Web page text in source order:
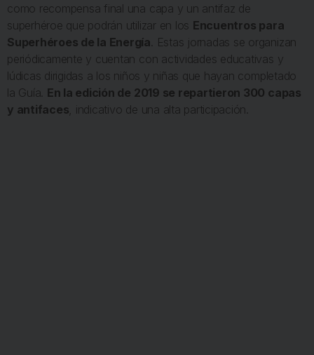
como recompensa final una capa y un antifaz de
superhéroe que podrán utilizar en los Encuentros para
Superhéroes de la Energía. Estas jornadas se organizan
periódicamente y cuentan con actividades educativas y
lúdicas dirigidas a los niños y niñas que hayan completado
la Guía. En la edición de 2019 se repartieron 300 capas
y antifaces, indicativo de una alta participación.